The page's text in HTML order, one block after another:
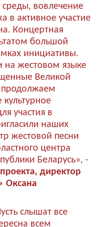
вовлечение
в активное участие
Концертная
большой
инициативы.
на жестовом языке
Великой
участия в
наших
жестовой песни
центра
Беларусь», -
директор
Оксана
слышат все
всем